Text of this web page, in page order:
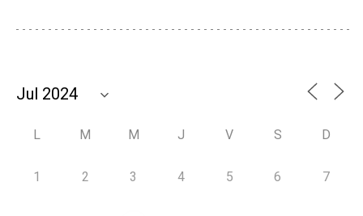
L M M J V S D
1 2 3 4 5 6 7